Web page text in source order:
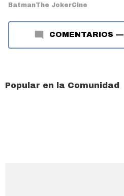
BatmanThe JokerCine
COMENTARIOS —
Popular en la Comunidad